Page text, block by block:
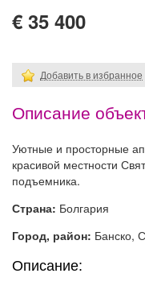
€ 35 400
Добавить в избранное
Описание
Уютные и просторные
красивой местности
подъемника.
Страна: Болгария
Город, район: Банско,
Описание: